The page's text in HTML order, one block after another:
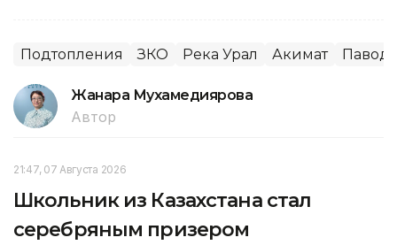
Подтопления ЗКО Река Урал Акимат
Жанара Мухамедиярова
Автор
21:47, 07 Августа 2026
Школьник из Казахстана стал
серебряным призером